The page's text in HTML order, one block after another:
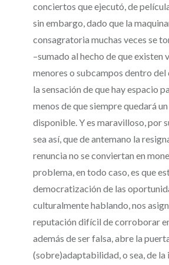
conciertos que ejecutó, de
sin embargo, dado que la
consagratoria muchas veces se
–sumado al hecho de que existen
menores o subcampos dentro del
la sensación de que hay espacio
menos de que siempre quedará
disponible. Y es maravilloso, por
sea así, que de antemano la
renuncia no se conviertan en
problema, en todo caso, es que
democratización de las
culturalmente hablando, nos
reputación difícil de corroborar
además de ser falsa, abre la
(sobre)adaptabilidad, o sea, de la